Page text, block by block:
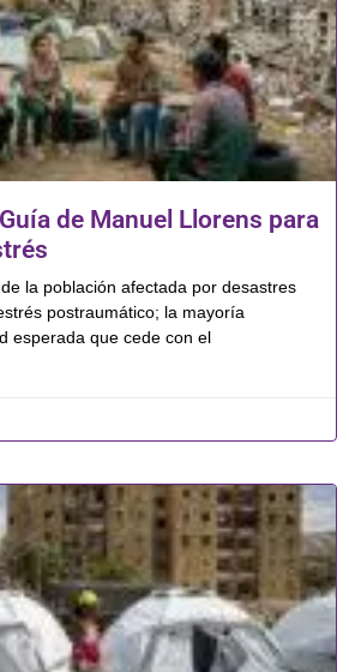
de Manuel Llorens para
la población afectada por desastres
postraumático; la mayoría
esperada que cede con el